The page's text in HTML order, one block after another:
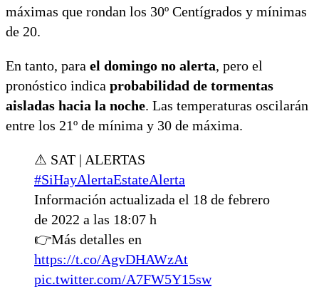
máximas que rondan los 30º Centígrados y mínimas
de 20.
En tanto, para el domingo no alerta, pero el
pronóstico indica probabilidad de tormentas
aisladas hacia la noche. Las temperaturas oscilarán
entre los 21º de mínima y 30 de máxima.
⚠ SAT | ALERTAS
#SiHayAlertaEstateAlerta
Información actualizada el 18 de febrero
de 2022 a las 18:07 h
👉Más detalles en
https://t.co/AgvDHAWzAt
pic.twitter.com/A7FW5Y15sw